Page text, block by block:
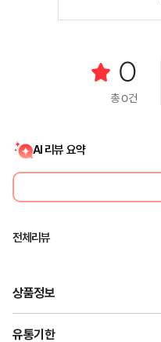
0
총0건
AI 리뷰 요약
전체리뷰
상품정보
유통기한